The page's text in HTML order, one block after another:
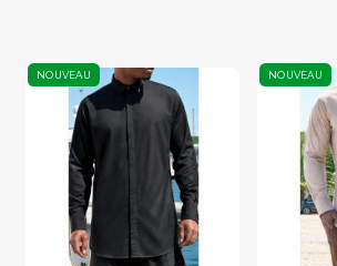
NOUVEAU NOUVEAU